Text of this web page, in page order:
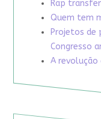
Rap
Quem tem
Projetos de
Congresso
A revolução